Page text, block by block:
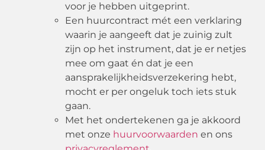
voor je hebben uitgeprint.
Een huurcontract mét een verklaring
waarin je aangeeft dat je zuinig zult
zijn op het instrument, dat je er netjes
mee om gaat én dat je een
aansprakelijkheidsverzekering hebt,
mocht er per ongeluk toch iets stuk
gaan.
Met het ondertekenen ga je akkoord
met onze huurvoorwaarden en ons